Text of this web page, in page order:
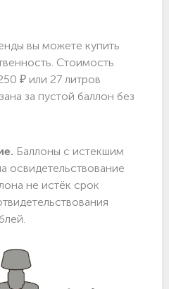
вы можете купить
Стоимость
₽ или 27 литров
за пустой баллон без
Баллоны с истекшим
освидетельствование
не истёк срок